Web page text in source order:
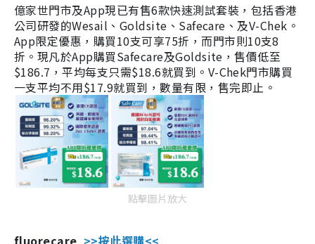
億家世門市及App現已有售6款快速測試套裝，包括香港
公司研發的Wesail、Goldsite、Safecare、及V-Chek。
App限定優惠，購買10支可享75折，而門市則10支8
折。現凡於App購買Safecare及Goldsite，售價低至
$186.7，平均每支只需$18.6就買到。V-Chek門市購買
一支平均不用$17.9就買到，數量有限，售完即止。
點擊圖片放大
fluorecare >>按此選購<<